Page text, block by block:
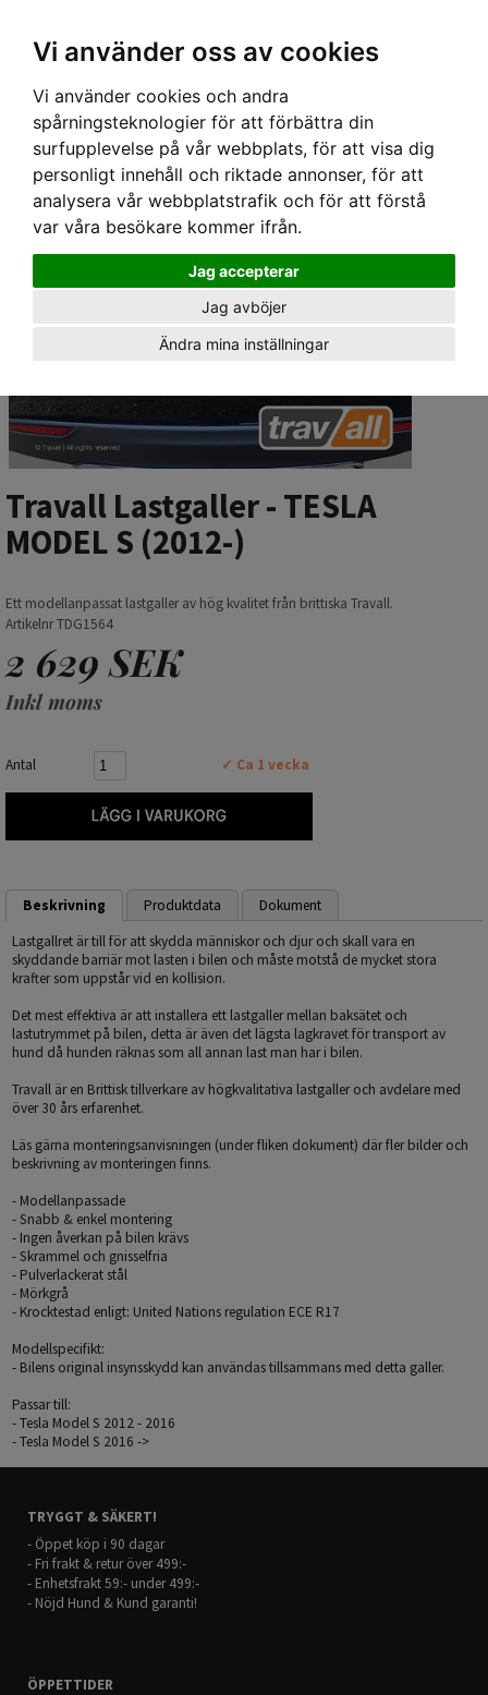
Vi använder oss av cookies
Vi använder cookies och andra
spårningsteknologier för att förbättra din
surfupplevelse på vår webbplats, för att visa dig
personligt innehåll och riktade annonser, för att
analysera vår webbplatstrafik och för att förstå
var våra besökare kommer ifrån.
Jag accepterar
Jag avböjer
Ändra mina inställningar
Hem›Lastgaller/ Skyddsgaller› Travall Lastgaller - TESLA MODEL S (2012-)
Travall Lastgaller - TESLA
MODEL S (2012-)
Ett modellanpassat lastgaller av hög kvalitet från brittiska Travall.
Artikelnr TDG1564
2 629 SEK
Inkl moms
Antal ✓ Ca 1 vecka
Beskrivning Produktdata
Dokument
Lastgallret är till för att skydda människor och djur och skall vara en
skyddande barriär mot lasten i bilen och måste motstå de mycket stora
krafter som uppstår vid en kollision.
Det mest effektiva är att installera ett lastgaller mellan baksätet och
lastutrymmet på bilen, detta är även det lägsta lagkravet för transport av
hund då hunden räknas som all annan last man har i bilen.
Travall är en Brittisk tillverkare av högkvalitativa lastgaller och avdelare med
över 30 års erfarenhet.
Läs gärna monteringsanvisningen (under fliken dokument) där fler bilder och
beskrivning av monteringen finns.
- Modellanpassade
- Snabb & enkel montering
- Ingen åverkan på bilen krävs
- Skrammel och gnisselfria
- Pulverlackerat stål
- Mörkgrå
- Krocktestad enligt: United Nations regulation ECE R17
Modellspecifikt:
- Bilens original insynsskydd kan användas tillsammans med detta galler.
Passar till:
- Tesla Model S 2012 - 2016
- Tesla Model S 2016 ->
TRYGGT & SÄKERT!
- Öppet köp i 90 dagar
- Fri frakt & retur över 499:-
- Enhetsfrakt 59:- under 499:-
- Nöjd Hund & Kund garanti!
ÖPPETTIDER